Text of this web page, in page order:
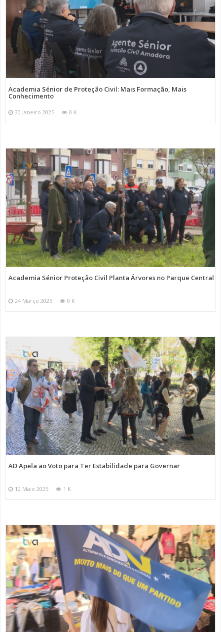
Academia Sénior de Proteção Civil: Mais Formação, Mais
Conhecimento
30 Janeiro 2025 0 K
Academia Sénior Proteção Civil Planta Árvores no Parque Central
24 Março 2025 0 K
AD Apela ao Voto para Ter Estabilidade para Governar
12 Maio 2025 1 K